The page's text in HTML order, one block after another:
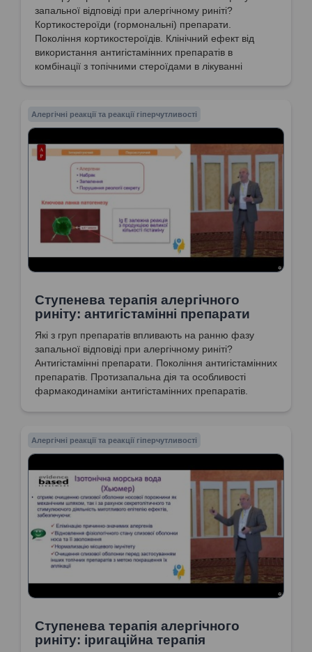
запальної відповіді при алергічному риніті?
Кортикостероїди (гормональні) препарати.
Покоління кортикостероїдів. Клінічний ефект від
використання антигістамінних препаратів в
комбінації з топічними стероїдами в лікуванні
Алергічні реакції та реакції гіперчутливості
Ступенева терапія алергічного
риніту: антигістамінні препарати
Які з груп препаратів впливають на ранню фазу
запальної відповіді при алергічному риніті?
Антигістамінні препарати. Покоління антигістамінних
препаратів. Протизапальна дія та особливості
фармакодинаміки антигістамінних препаратів.
Алергічні реакції та реакції гіперчутливості
Ступенева терапія алергічного
риніту: іригаційна терапія